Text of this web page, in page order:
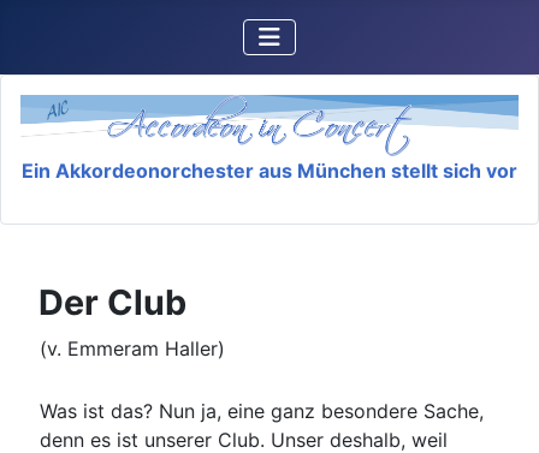
Ein Akkordeonorchester aus München stellt sich vor
Der Club
(v. Emmeram Haller)
Was ist das? Nun ja, eine ganz besondere Sache,
denn es ist unserer Club. Unser deshalb, weil